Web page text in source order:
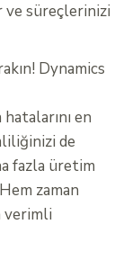
ve süreçlerinizi
Dynamics
en
de
fazla üretim
zaman
verimli